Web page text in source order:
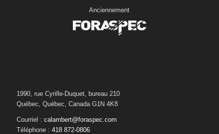
Anciennement
1990, rue Cyrille-Duquet, bureau 210
Québec, Québec, Canada G1N 4K8
Courriel : calambert@foraspec.com
Téléphone : 418 872-0806